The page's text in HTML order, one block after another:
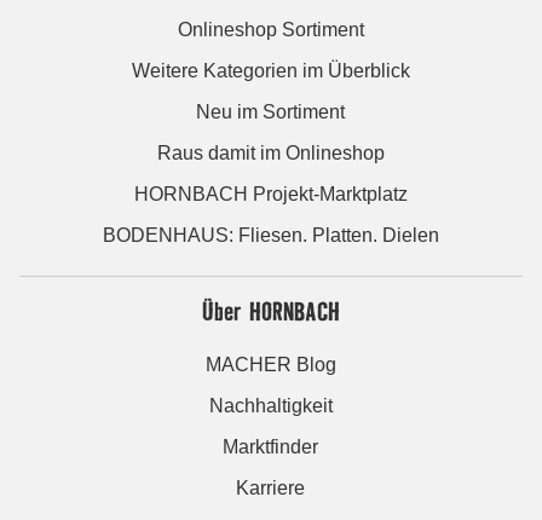
Onlineshop Sortiment
Weitere Kategorien im Überblick
Neu im Sortiment
Raus damit im Onlineshop
HORNBACH Projekt-Marktplatz
BODENHAUS: Fliesen. Platten. Dielen
Über HORNBACH
MACHER Blog
Nachhaltigkeit
Marktfinder
Karriere